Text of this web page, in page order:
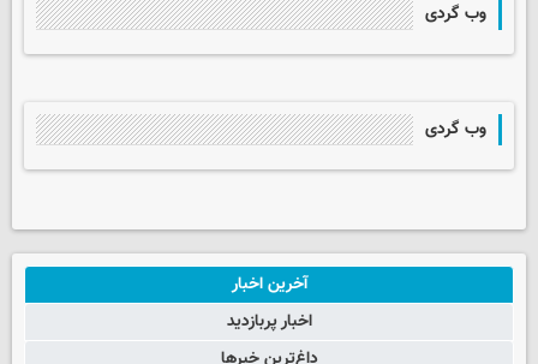
وب گردی
وب گردی
آخرین اخبار
اخبار پربازدید
داغ‌ترین خبرها